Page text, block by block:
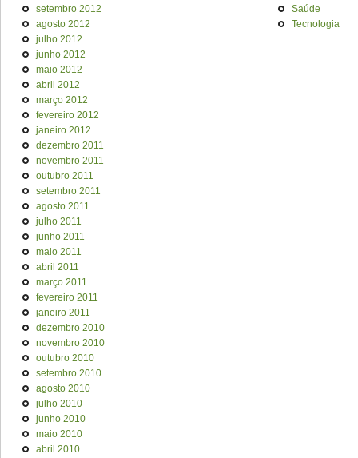
setembro 2012
agosto 2012
julho 2012
junho 2012
maio 2012
abril 2012
março 2012
fevereiro 2012
janeiro 2012
dezembro 2011
novembro 2011
outubro 2011
setembro 2011
agosto 2011
julho 2011
junho 2011
maio 2011
abril 2011
março 2011
fevereiro 2011
janeiro 2011
dezembro 2010
novembro 2010
outubro 2010
setembro 2010
agosto 2010
julho 2010
junho 2010
maio 2010
abril 2010
Saúde
Tecnologia